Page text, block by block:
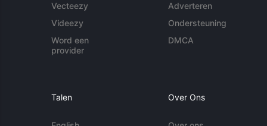
Vecteezy
Videezy
Word een
provider
Adverteren
Ondersteuning
DMCA
Talen Over Ons